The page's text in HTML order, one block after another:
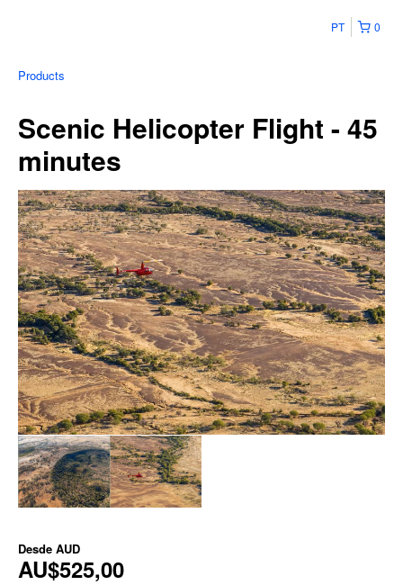
0
PT
Products
Scenic Helicopter Flight - 45
minutes
Desde AUD
AU$525,00